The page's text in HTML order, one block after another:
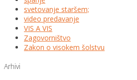
svetovanje staršem;
video predavanje
VIS A VIS
Zagovorništvo
Zakon o visokem šolstvu
Arhivi